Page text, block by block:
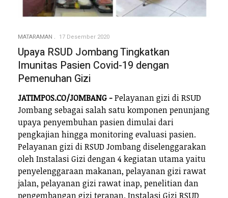
MATARAMAN 17 Desember 2020
Upaya RSUD Jombang Tingkatkan
Imunitas Pasien Covid-19 dengan
Pemenuhan Gizi
JATIMPOS.CO/JOMBANG -Pelayanan gizi di RSUD
Jombang sebagai salah satu komponen penunjang
upaya penyembuhan pasien dimulai dari
pengkajian hingga monitoring evaluasi pasien.
Pelayanan gizi di RSUD Jombang diselenggarakan
oleh Instalasi Gizi dengan 4 kegiatan utama yaitu
penyelenggaraan makanan, pelayanan gizi rawat
jalan, pelayanan gizi rawat inap, penelitian dan
pengembangan gizi terapan. Instalasi Gizi RSUD